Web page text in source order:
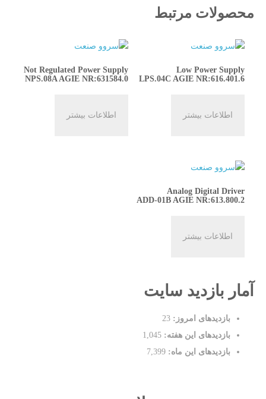
محصولات مرتبط
Low Power Supply
LPS.04C AGIE NR:616.401.6
اطلاعات بیشتر
Not Regulated Power Supply
NPS.08A AGIE NR:631584.0
اطلاعات بیشتر
Analog Digital Driver
ADD-01B AGIE NR:613.800.2
اطلاعات بیشتر
آمار بازدید سایت
بازدیدهای امروز: 23
بازدیدهای این هفته: 1,045
بازدیدهای این ماه: 7,399